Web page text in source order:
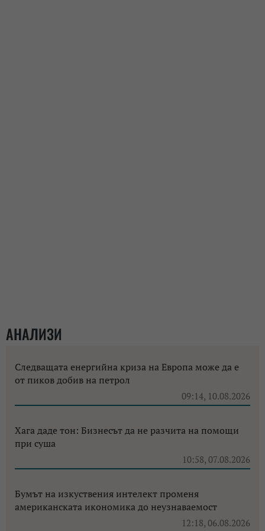
АНАЛИЗИ
Следващата енергийна криза на Европа може да е
от пиков добив на петрол
09:14, 10.08.2026
Хага даде тон: Бизнесът да не разчита на помощи
при суша
10:58, 07.08.2026
Бумът на изкуствения интелект променя
американската икономика до неузнаваемост
12:18, 06.08.2026